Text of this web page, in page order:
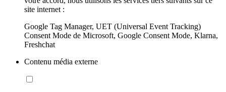
site internet :
Google Tag Manager, UET (Universal Event Tracking)
Consent Mode de Microsoft, Google Consent Mode, Klarna,
Freshchat
Contenu média externe